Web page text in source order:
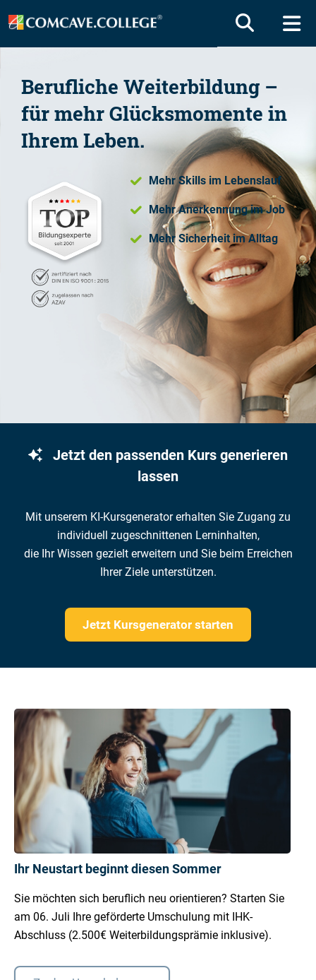
Berufliche Weiterbildung –
für mehr Glücksmomente in
Ihrem Leben.
Mehr Skills im Lebenslauf
Mehr Anerkennung im Job
Mehr Sicherheit im Alltag
Jetzt den passenden Kurs generieren
lassen
Mit unserem KI-Kursgenerator erhalten Sie Zugang zu
individuell zugeschnittenen Lerninhalten,
die Ihr Wissen gezielt erweitern und Sie beim Erreichen
Ihrer Ziele unterstützen.
Jetzt Kursgenerator starten
Ihr Neustart beginnt diesen Sommer
Sie möchten sich beruflich neu orientieren? Starten Sie
am 06. Juli Ihre geförderte Umschulung mit IHK-
Abschluss (2.500€ Weiterbildungsprämie inklusive).